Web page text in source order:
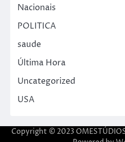
Nacionais
POLITICA
saude
Última Hora
Uncategorized
USA
Copyright © 2023